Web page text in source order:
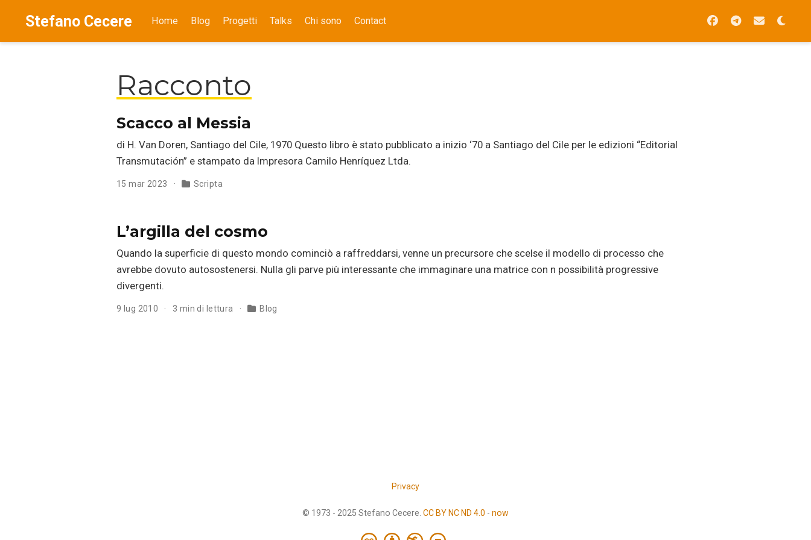
Stefano Cecere Home Blog Progetti Talks Chi sono Contact
Racconto
Scacco al Messia
di H. Van Doren, Santiago del Cile, 1970 Questo libro è stato pubblicato a inizio ‘70 a Santiago del Cile per le edizioni “Editorial
Transmutación” e stampato da Impresora Camilo Henríquez Ltda.
15 mar 2023 Scripta
L’argilla del cosmo
Quando la superficie di questo mondo cominciò a raffreddarsi, venne un precursore che scelse il modello di processo che
avrebbe dovuto autosostenersi. Nulla gli parve più interessante che immaginare una matrice con n possibilità progressive
divergenti.
9 lug 2010 3 min di lettura Blog
Privacy
© 1973 - 2025 Stefano Cecere. CC BY NC ND 4.0 - now